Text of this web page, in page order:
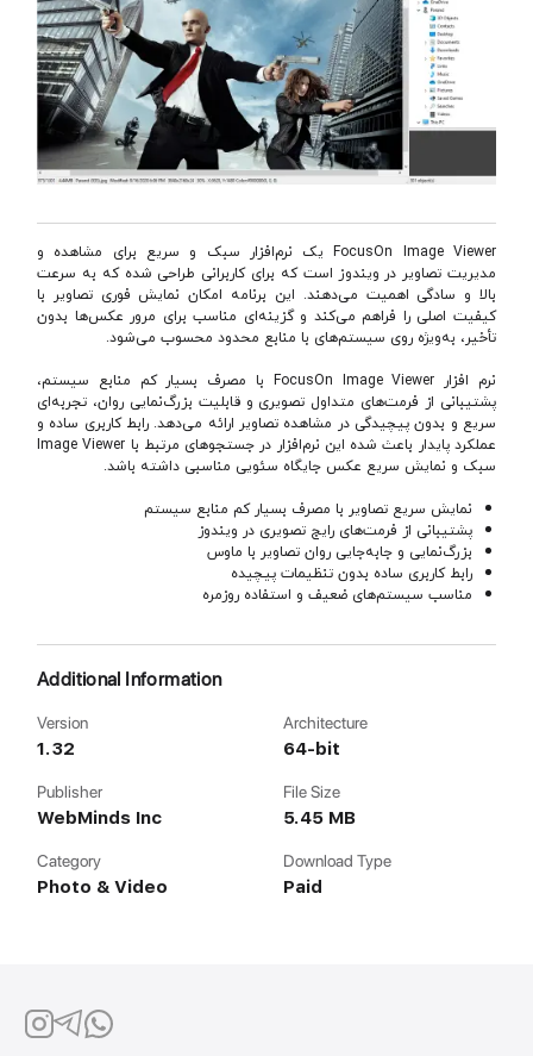
‫FocusOn Image Viewer یک نرم‌افزار سبک و سریع برای مشاهده و
مدیریت تصاویر در ویندوز است که برای کاربرانی طراحی شده که به سرعت
بالا و سادگی اهمیت می‌دهند. این برنامه امکان نمایش فوری تصاویر با
کیفیت اصلی را فراهم می‌کند و گزینه‌ای مناسب برای مرور عکس‌ها بدون
تأخیر، به‌ویژه روی سیستم‌های با منابع محدود محسوب می‌شود.‬
‫نرم افزار FocusOn Image Viewer با مصرف بسیار کم منابع سیستم،
پشتیبانی از فرمت‌های متداول تصویری و قابلیت بزرگ‌نمایی روان، تجربه‌ای
سریع و بدون پیچیدگی در مشاهده تصاویر ارائه می‌دهد. رابط کاربری ساده و
عملکرد پایدار باعث شده این نرم‌افزار در جستجوهای مرتبط با Image Viewer
سبک و نمایش سریع عکس جایگاه سئویی مناسبی داشته باشد.‬
‫نمایش سریع تصاویر با مصرف بسیار کم منابع سیستم
پشتیبانی از فرمت‌های رایج تصویری در ویندوز
بزرگ‌نمایی و جابه‌جایی روان تصاویر با ماوس
رابط کاربری ساده بدون تنظیمات پیچیده
مناسب سیستم‌های ضعیف و استفاده روزمره
Additional Information
Version
1.32
Architecture
64-bit
Publisher
WebMinds Inc
File Size
5.45 MB
Category
Photo & Video
Download Type
Paid